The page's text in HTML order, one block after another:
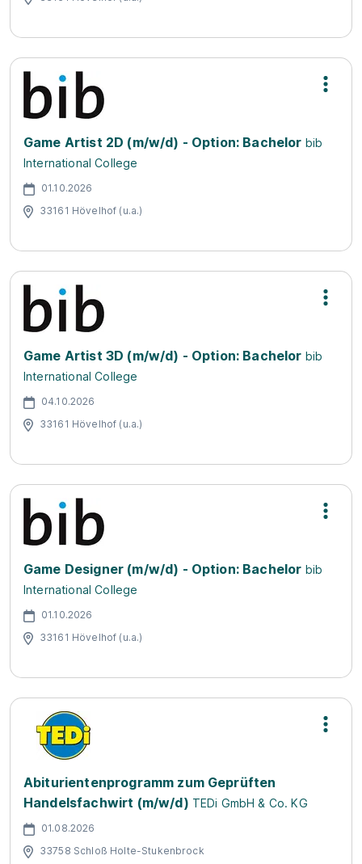
Game Artist 2D (m/w/d) - Option: Bachelor bib
International College
01.10.2026
33161 Hövelhof (u.a.)
Game Artist 3D (m/w/d) - Option: Bachelor bib
International College
04.10.2026
33161 Hövelhof (u.a.)
Game Designer (m/w/d) - Option: Bachelor bib
International College
01.10.2026
33161 Hövelhof (u.a.)
Abiturientenprogramm zum Geprüften
Handelsfachwirt (m/w/d) TEDi GmbH & Co. KG
01.08.2026
33758 Schloß Holte-Stukenbrock